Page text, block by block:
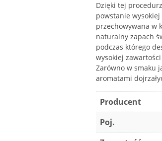
Dzięki tej
powstanie
przechowywana w
naturalny zapach
podczas którego
wysokiej
Zarówno w smaku
aromatami
Producent
Poj.